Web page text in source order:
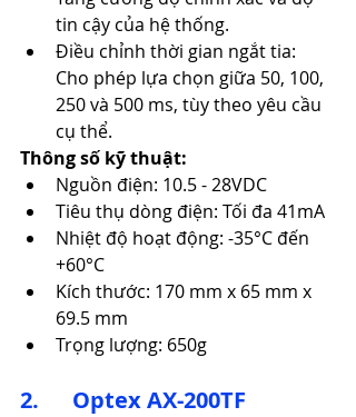
tin cậy của hệ thống.​
Điều chỉnh thời gian ngắt tia:
Cho phép lựa chọn giữa 50, 100,
250 và 500 ms, tùy theo yêu cầu
cụ thể.​
Thông số kỹ thuật:
Nguồn điện: 10.5 - 28VDC​
Tiêu thụ dòng điện: Tối đa 41mA​
Nhiệt độ hoạt động: -35°C đến
+60°C
Kích thước: 170 mm x 65 mm x
69.5 mm
Trọng lượng: 650g​
2.      Optex AX-200TF